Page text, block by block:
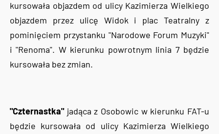
kursowała objazdem od ulicy Kazimierza Wielkiego
objazdem przez ulicę Widok i plac Teatralny z
pominięciem przystanku "Narodowe Forum Muzyki"
i "Renoma". W kierunku powrotnym linia 7 będzie
kursowała bez zmian.
"Czternastka"jadąca z Osobowic w kierunku FAT-u
będzie kursowała od ulicy Kazimierza Wielkiego